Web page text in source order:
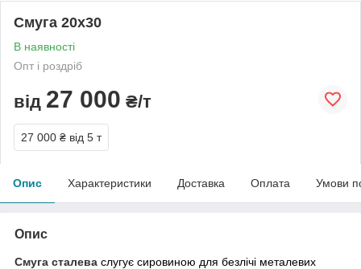
Смуга 20х30
В наявності
Опт і роздріб
від 27 000 ₴/т
27 000 ₴ від 5 т
Опис Характеристики Доставка Оплата Умови
Опис
Смуга сталева слугує сировиною для безлічі металевих